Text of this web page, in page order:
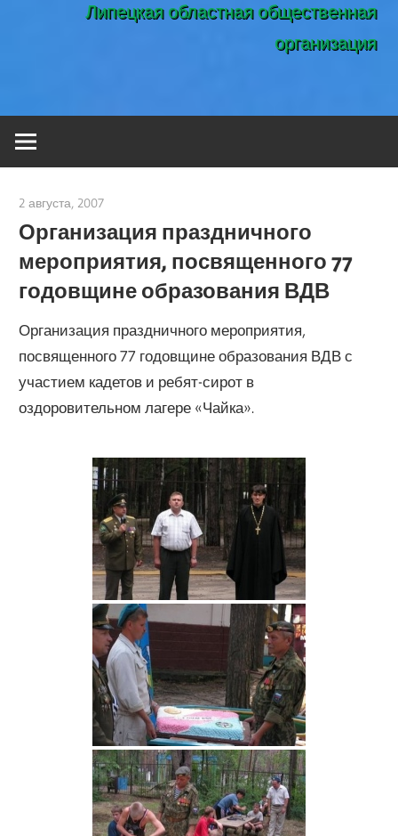
Липецкая областная общественная
организация
2 августа, 2007
Организация праздничного
мероприятия, посвященного 77
годовщине образования ВДВ
Организация праздничного мероприятия,
посвященного 77 годовщине образования ВДВ с
участием кадетов и ребят-сирот в
оздоровительном лагере «Чайка».